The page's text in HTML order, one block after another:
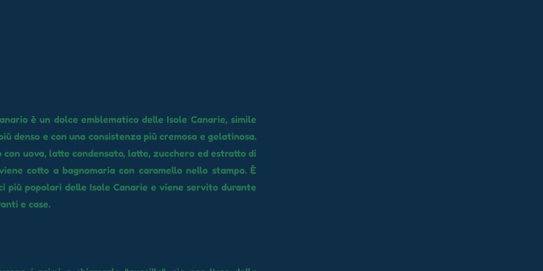
è un dolce emblematico delle Isole Canarie, simile
denso e con una consistenza più cremosa e gelatinosa.
con uova, latte condensato, latte, zucchero ed estratto di
cotto a bagnomaria con caramello nello stampo. È
più popolari delle Isole Canarie e viene servito durante
e case.